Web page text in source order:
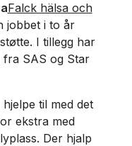
Falck hälsa och
jobbet i to år
I tillegg har
SAS og Star
til med det
ekstra med
Der hjalp